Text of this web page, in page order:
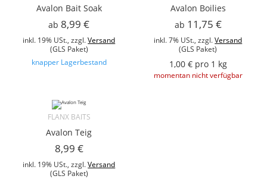
Avalon Bait Soak
ab 8,99 €
inkl. 19% USt., zzgl.Versand
(GLS Paket)
knapper Lagerbestand
Avalon Boilies
ab 11,75 €
inkl. 7% USt., zzgl.Versand
(GLS Paket)
1,00 € pro 1 kg
momentan nicht verfügbar
FLANX BAITS
Avalon Teig
8,99 €
inkl. 19% USt., zzgl.Versand
(GLS Paket)